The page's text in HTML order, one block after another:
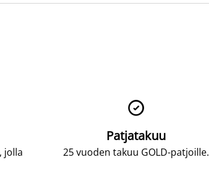
jolla

Patjatakuu
25 vuoden takuu GOLD-patjoille.